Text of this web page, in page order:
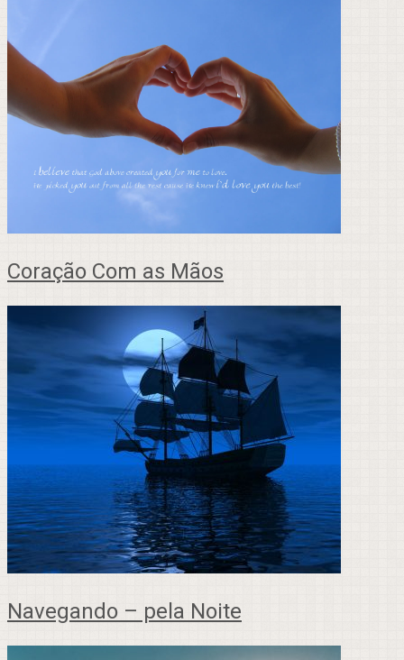
Coração Com as Mãos
Navegando – pela Noite